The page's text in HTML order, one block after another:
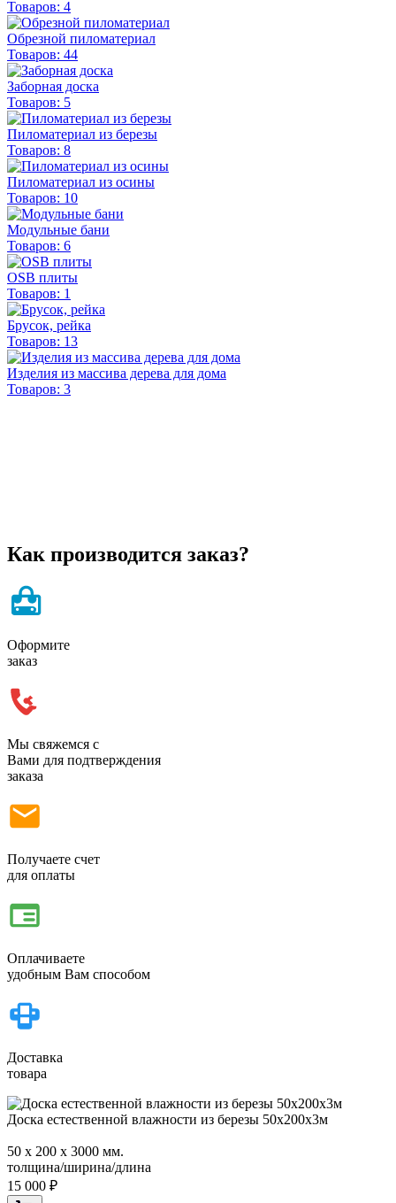
Товаров: 4
Обрезной пиломатериал
Товаров: 44
Заборная доска
Товаров: 5
Пиломатериал из березы
Товаров: 8
Пиломатериал из осины
Товаров: 10
Модульные бани
Товаров: 6
OSB плиты
Товаров: 1
Брусок, рейка
Товаров: 13
Изделия из массива дерева для дома
Товаров: 3
Как производится заказ?
Оформите
заказ
Мы свяжемся с
Вами для подтверждения
заказа
Получаете счет
для оплаты
Оплачиваете
удобным Вам способом
Доставка
товара
Доска естественной влажности из березы 50х200х3м
50 х 200 х 3000 мм.
толщина/ширина/длина
15 000 ₽